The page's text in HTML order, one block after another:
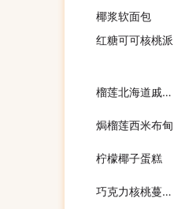
椰浆软面包
红糖可可核桃派
榴莲北海道戚风杯
焗榴莲西米布甸
柠檬椰子蛋糕
巧克力核桃蔓越莓面包